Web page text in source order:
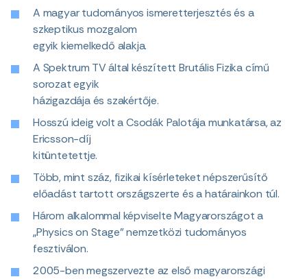
A magyar tudományos ismeretterjesztés és a
szkeptikus mozgalom
egyik kiemelkedő alakja.
A Spektrum TV által készített Brutális Fizika című
sorozat egyik
házigazdája és szakértője.
Hosszú ideig volt a Csodák Palotája munkatársa, az
Ericsson-díj
kitüntetettje.
Több, mint száz, fizikai kísérleteket népszerűsítő
előadást tartott országszerte és a határainkon túl.
Három alkalommal képviselte Magyarországot a
„Physics on Stage” nemzetközi tudományos
fesztiválon.
2005-ben megszervezte az első magyarországi